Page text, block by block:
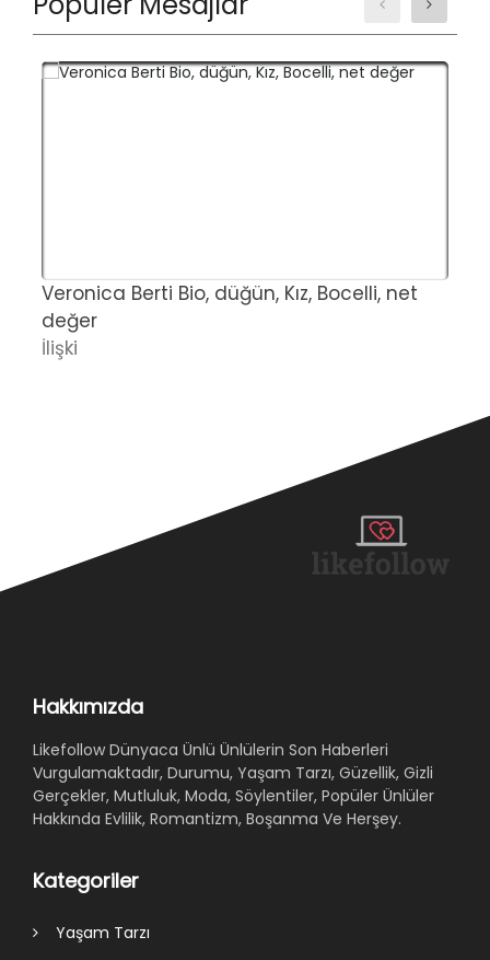
Veronica Berti Bio, düğün, Kız, Bocelli, net
değer
İlişki
Hakkımızda
Likefollow Dünyaca Ünlü Ünlülerin Son Haberleri
Vurgulamaktadır, Durumu, Yaşam Tarzı, Güzellik, Gizli
Gerçekler, Mutluluk, Moda, Söylentiler, Popüler Ünlüler
Hakkında Evlilik, Romantizm, Boşanma Ve Herşey.
Kategoriler
Yaşam Tarzı